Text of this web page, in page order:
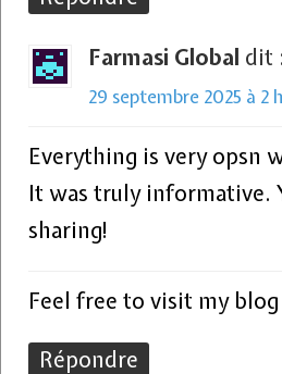
Farmasi Global dit :
29 septembre 2025 à 2
Everything is very opsn
It was truly informative.
sharing!
Feel free to visit my blog
Répondre